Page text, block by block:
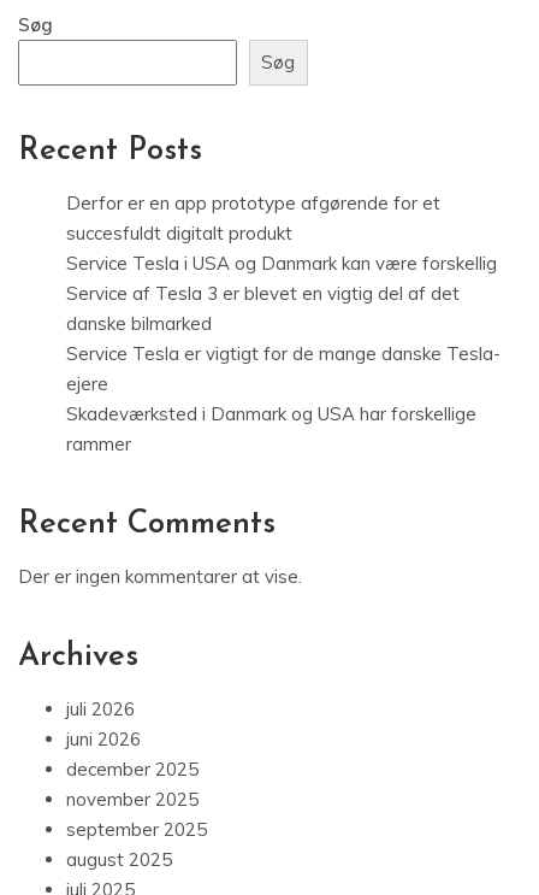
Søg
Søg
Recent Posts
Derfor er en app prototype afgørende for et
succesfuldt digitalt produkt
Service Tesla i USA og Danmark kan være forskellig
Service af Tesla 3 er blevet en vigtig del af det
danske bilmarked
Service Tesla er vigtigt for de mange danske Tesla-
ejere
Skadeværksted i Danmark og USA har forskellige
rammer
Recent Comments
Der er ingen kommentarer at vise.
Archives
juli 2026
juni 2026
december 2025
november 2025
september 2025
august 2025
juli 2025